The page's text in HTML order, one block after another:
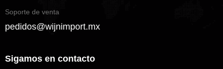
Soporte de venta
pedidos@wijnimport.mx
Sigamos en contacto